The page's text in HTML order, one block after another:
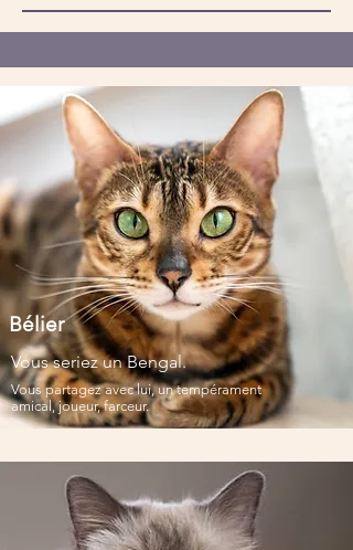
Bélier
Vous seriez un Bengal.
Vous partagez avec lui, un tempérament
amical, joueur, farceur.